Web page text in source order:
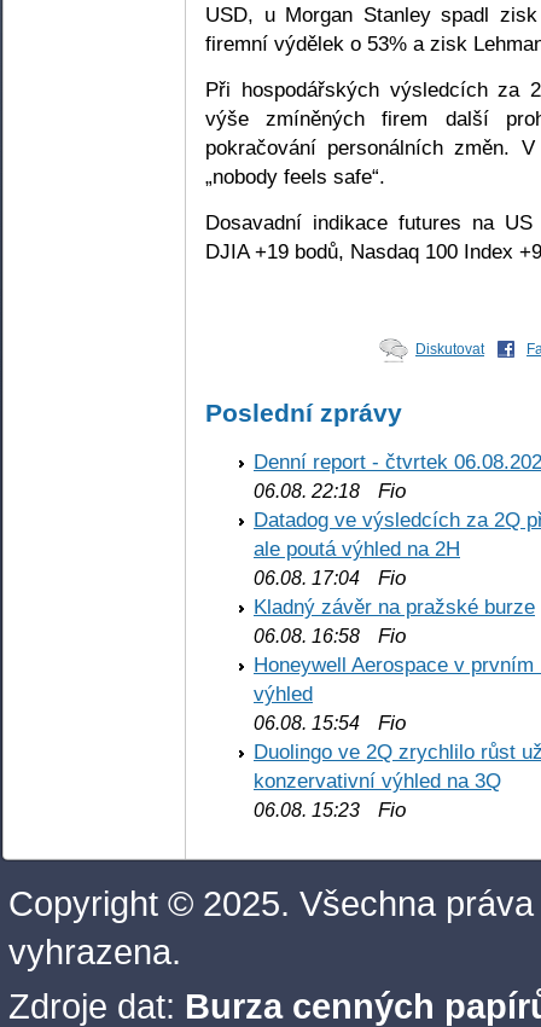
USD, u Morgan Stanley spadl
firemní výdělek o 53% a zisk
Při hospodářských výsledcích za
výše zmíněných firem další
pokračování personálních změn.
„nobody feels safe“.
Dosavadní indikace futures na
DJIA +19 bodů, Nasdaq 100 Index
Diskutovat
Poslední zprávy
Denní report - čtvrtek
06.08. 22:18 Fio
Datadog ve výsledcích za 2Q
ale poutá výhled na 2H
06.08. 17:04 Fio
Kladný závěr na pražské burze
06.08. 16:58 Fio
Honeywell Aerospace v
výhled
06.08. 15:54 Fio
Duolingo ve 2Q zrychlilo růst
konzervativní výhled na 3Q
06.08. 15:23 Fio
Copyright © 2025. Všechna práva
vyhrazena.
Zdroje dat: Burza cenných